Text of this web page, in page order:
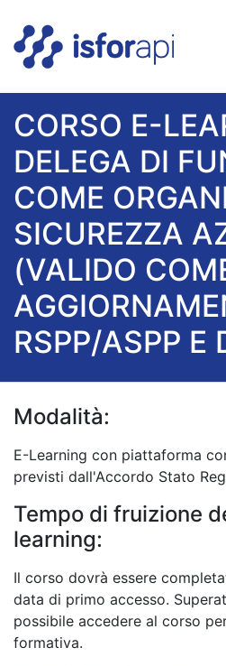
CORSO E-
DELEGA DI
COME
SICUREZZA
(VALIDO
RSPP/ASPP E
Modalità:
E-Learning con piattaforma
previsti dall'Accordo Stato
Tempo di fruizione
learning:
Il corso dovrà essere
data di primo accesso.
possibile accedere al corso
formativa.